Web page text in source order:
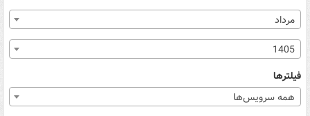
مرداد
1405
فیلترها
همه سرویس‌ها